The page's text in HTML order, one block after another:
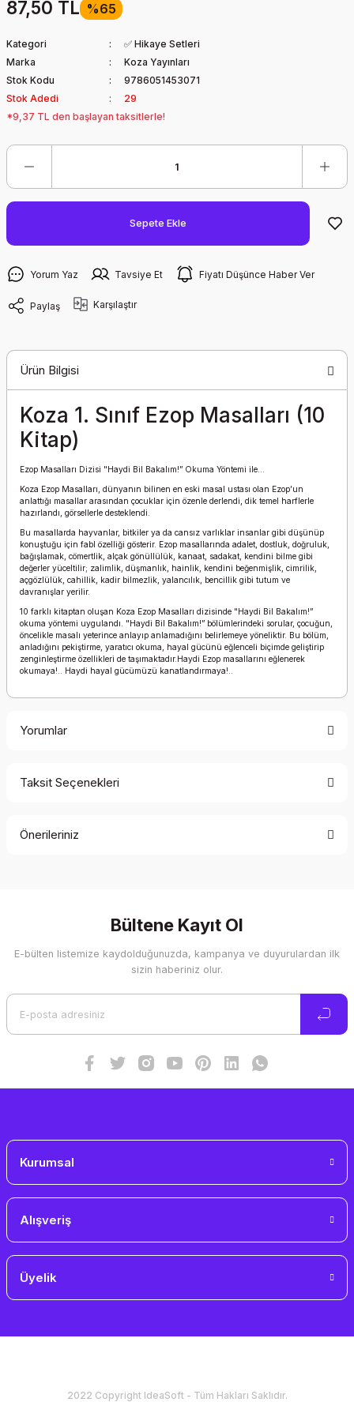
87,50 TL %65
Kategori
✅ Hikaye Setleri
Marka
Koza Yayınları
Stok Kodu
9786051453071
Stok Adedi
29
*9,37 TL den başlayan taksitlerle!
Sepete Ekle
Yorum Yaz Tavsiye Et Fiyatı Düşünce Haber Ver
Paylaş Karşılaştır
Ürün Bilgisi
Koza 1. Sınıf Ezop Masalları (10
Kitap)
Ezop Masalları Dizisi "Haydi Bil Bakalım!” Okuma Yöntemi ile…
Koza Ezop Masalları, dünyanın bilinen en eski masal ustası olan Ezop’un
anlattığı masallar arasından çocuklar için özenle derlendi, dik temel harflerle
hazırlandı, görsellerle desteklendi.
Bu masallarda hayvanlar, bitkiler ya da cansız varlıklar insanlar gibi düşünüp
konuştuğu için fabl özelliği gösterir. Ezop masallarında adalet, dostluk, doğruluk,
bağışlamak, cömertlik, alçak gönüllülük, kanaat, sadakat, kendini bilme gibi
değerler yüceltilir; zalimlik, düşmanlık, hainlik, kendini beğenmişlik, cimrilik,
açgözlülük, cahillik, kadir bilmezlik, yalancılık, bencillik gibi tutum ve
davranışlar yerilir.
10 farklı kitaptan oluşan Koza Ezop Masalları dizisinde "Haydi Bil Bakalım!”
okuma yöntemi uygulandı. "Haydi Bil Bakalım!” bölümlerindeki sorular, çocuğun,
öncelikle masalı yeterince anlayıp anlamadığını belirlemeye yöneliktir. Bu bölüm,
anladığını pekiştirme, yaratıcı okuma, hayal gücünü eğlenceli biçimde geliştirip
zenginleştirme özellikleri de taşımaktadır.Haydi Ezop masallarını eğlenerek
okumaya!.. Haydi hayal gücümüzü kanatlandırmaya!..
Yorumlar
Taksit Seçenekleri
Önerileriniz
Görüş ve önerileriniz için teşekkür ederiz.
Ürün resmi kalitesiz, bozuk veya görüntülenemiyor.
Bültene Kayıt Ol
E-bülten listemize kaydolduğunuzda, kampanya ve duyurulardan ilk
sizin haberiniz olur.
Kurumsal
Alışveriş
Üyelik
2022 Copyright IdeaSoft - Tüm Hakları Saklıdır.